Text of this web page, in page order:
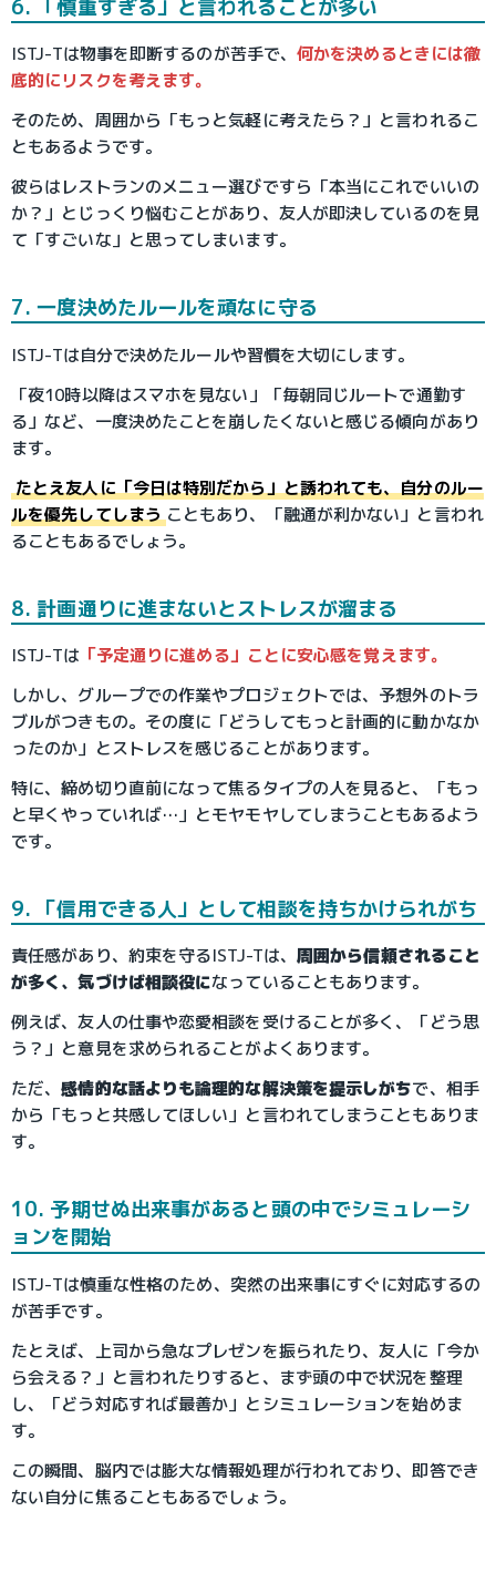
6. 「慎重すぎる」と言われることが多い
ISTJ-Tは物事を即断するのが苦手で、何かを決めるときには徹
底的にリスクを考えます。
そのため、周囲から「もっと気軽に考えたら？」と言われるこ
ともあるようです。
彼らはレストランのメニュー選びですら「本当にこれでいいの
か？」とじっくり悩むことがあり、友人が即決しているのを見
て「すごいな」と思ってしまいます。
7. 一度決めたルールを頑なに守る
ISTJ-Tは自分で決めたルールや習慣を大切にします。
「夜10時以降はスマホを見ない」「毎朝同じルートで通勤す
る」など、一度決めたことを崩したくないと感じる傾向があり
ます。
たとえ友人に「今日は特別だから」と誘われても、自分のルー
ルを優先してしまうこともあり、「融通が利かない」と言われ
ることもあるでしょう。
8. 計画通りに進まないとストレスが溜まる
ISTJ-Tは 「予定通りに進める」ことに安心感を覚えます。
しかし、グループでの作業やプロジェクトでは、予想外のトラ
ブルがつきもの。その度に「どうしてもっと計画的に動かなか
ったのか」とストレスを感じることがあります。
特に、締め切り直前になって焦るタイプの人を見ると、「もっ
と早くやっていれば…」とモヤモヤしてしまうこともあるよう
です。
9. 「信用できる人」として相談を持ちかけられがち
責任感があり、約束を守るISTJ-Tは、周囲から信頼されること
が多く、気づけば相談役になっていることもあります。
例えば、友人の仕事や恋愛相談を受けることが多く、「どう思
う？」と意見を求められることがよくあります。
ただ、感情的な話よりも論理的な解決策を提示しがちで、相手
から「もっと共感してほしい」と言われてしまうこともありま
す。
10. 予期せぬ出来事があると頭の中でシミュレーシ
ョンを開始
ISTJ-Tは慎重な性格のため、突然の出来事にすぐに対応するの
が苦手です。
たとえば、上司から急なプレゼンを振られたり、友人に「今か
ら会える？」と言われたりすると、まず頭の中で状況を整理
し、「どう対応すれば最善か」とシミュレーションを始めま
す。
この瞬間、脳内では膨大な情報処理が行われており、即答でき
ない自分に焦ることもあるでしょう。